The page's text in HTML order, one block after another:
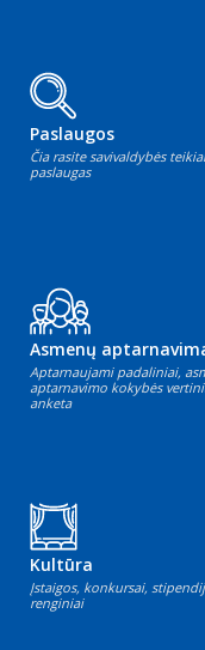
Paslaugos
Čia rasite savivaldybės
paslaugas
Asmenų
Aptarnaujami padaliniai,
aptarnavimo kokybės
anketa
Kultūra
Įstaigos, konkursai,
renginiai